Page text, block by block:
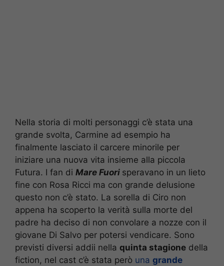
Nella storia di molti personaggi c’è stata una
grande svolta, Carmine ad esempio ha
finalmente lasciato il carcere minorile per
iniziare una nuova vita insieme alla piccola
Futura. I fan di Mare Fuori speravano in un lieto
fine con Rosa Ricci ma con grande delusione
questo non c’è stato. La sorella di Ciro non
appena ha scoperto la verità sulla morte del
padre ha deciso di non convolare a nozze con il
giovane Di Salvo per potersi vendicare. Sono
previsti diversi addii nella quinta stagione della
fiction, nel cast c’è stata però una grande